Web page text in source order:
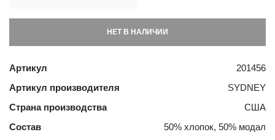
НЕТ В НАЛИЧИИ
Артикул
201456
Артикул производителя
SYDNEY
Страна производства
США
Состав
50% хлопок, 50% модал